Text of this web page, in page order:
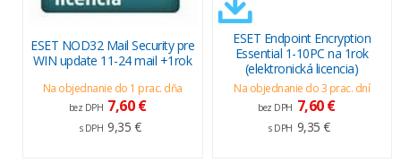
ESET NOD32 Mail Security pre
WIN update 11-24 mail +1rok
Na objednanie do 1 prac. dňa
bez DPH 7,60 €
s DPH 9,35 €
ESET Endpoint Encryption
Essential 1-10PC na 1rok
(elektronická licencia)
Na objednanie do 3 prac. dní
bez DPH 7,60 €
s DPH 9,35 €